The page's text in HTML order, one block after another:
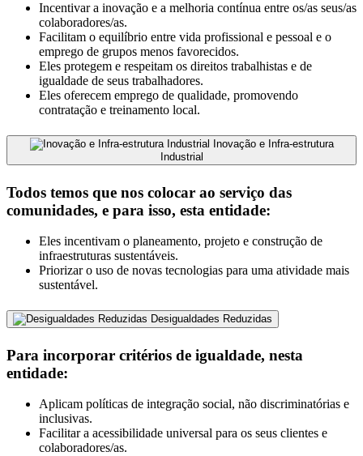
Incentivar a inovação e a melhoria contínua entre os/as seus/as
colaboradores/as.
Facilitam o equilíbrio entre vida profissional e pessoal e o
emprego de grupos menos favorecidos.
Eles protegem e respeitam os direitos trabalhistas e de
igualdade de seus trabalhadores.
Eles oferecem emprego de qualidade, promovendo
contratação e treinamento local.
Inovação e Infra-estrutura
Industrial
Todos temos que nos colocar ao serviço das
comunidades, e para isso, esta entidade:
Eles incentivam o planeamento, projeto e construção de
infraestruturas sustentáveis.
Priorizar o uso de novas tecnologias para uma atividade mais
sustentável.
Desigualdades Reduzidas
Para incorporar critérios de igualdade, nesta
entidade:
Aplicam políticas de integração social, não discriminatórias e
inclusivas.
Facilitar a acessibilidade universal para os seus clientes e
colaboradores/as.